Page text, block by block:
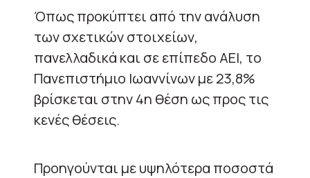
Όπως προκύπτει από την ανάλυση
των σχετικών στοιχείων,
πανελλαδικά και σε επίπεδο ΑΕΙ, το
Πανεπιστήμιο Ιωαννίνων με 23,8%
βρίσκεται στην 4η θέση ως προς τις
κενές θέσεις.
Προηγούνται με υψηλότερα ποσοστά